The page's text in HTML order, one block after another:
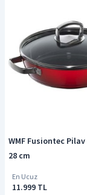
WMF Fusiontec
28 cm
En Ucuz
11.999 TL